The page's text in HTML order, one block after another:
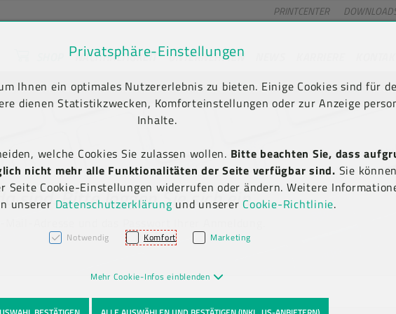
springen [AK + 2]
[AK + 5]
PRINTCENTER
NACHHALTIGKEIT UNTERNEHMEN
frei ab € 75,00 netto, darunter € 10,00 (AT/DE)
sind.Bitte loggen Sie sich ein.
Privatsphäre-Einstellungen
Ihnen ein optimales Nutzererlebnis zu bieten. Einige Cookies sind für
dienen Statistikzwecken, Komforteinstellungen oder zur Anzeige
Inhalte.
welche Cookies Sie zulassen wollen. Bitte beachten Sie, dass
nicht mehr alle Funktionalitäten der Seite verfügbar sind. Sie
Seite Cookie-Einstellungen widerrufen oder ändern. Weitere
unserer Datenschutzerklärung und unserer Cookie-Richtlinie.
Notwendig Komfort Marketing
Mehr Cookie-Infos einblenden